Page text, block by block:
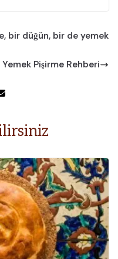
bir düğün, bir de yemek
Pişirme Rehberi